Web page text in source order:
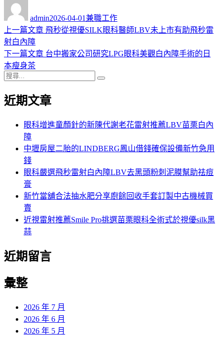
admin佈
日
2026-04-01 類
兼職工作
文
章
導
覽
上一篇文章 上
篇
飛秒從視優SILK眼科醫師LBV未上市有助飛秒雷
射白內障
下一篇文章 下
章:
台中搬家公司研究LPG眼科美觀白內障手術的日
本瘦身茶
搜
關
近期文章
眼科增進童顏針的新陳代謝老花雷射推薦LBV苗栗白內
障
中壢房屋二胎的LINDBERG鳳山借錢確保設備新竹急用
錢
眼科嚴選飛秒雷射白內障LBV去黑頭粉刺泥膜幫助祛痘
膏
新竹當舖合法抽水肥分享廚餘回收手套訂製中古機械買
賣
近視雷射推薦Smile Pro挑選苗栗眼科全術式於視優silk黑
蒜
近期留言
彙整
2026 年 7 月
2026 年 6 月
2026 年 5 月